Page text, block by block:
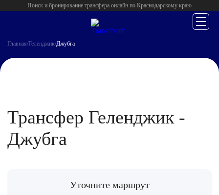
Поиск и бронирование трансфера онлайн по Краснодарскому краю
Главная/Геленджик/Джубга
Трансфер Геленджик -
Джубга
Уточните маршрут